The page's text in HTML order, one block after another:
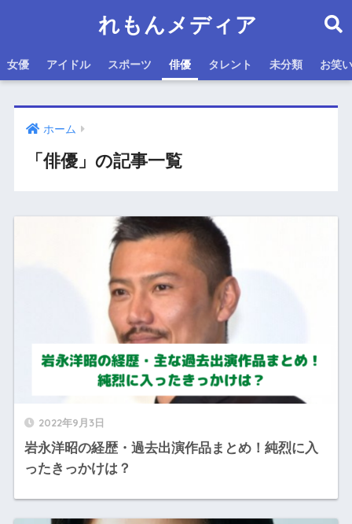
れもんメディア
女優 アイドル スポーツ 俳優 タレント 未分類 お笑
ホーム
「俳優」の記事一覧
2022年9月3日
岩永洋昭の経歴・過去出演作品まとめ！純烈に入
ったきっかけは？